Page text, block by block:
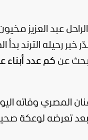
الراحل عبد العزيز
خبر رحيله الترند بدأ
عن كم عدد أبناء
المصري وفاته
80 عامًا بعد تعرضه لوعكة